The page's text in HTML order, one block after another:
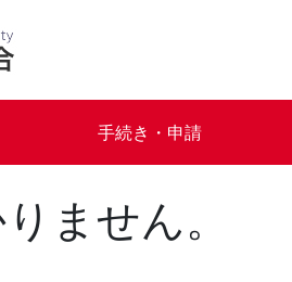
手続き・申請
ません。